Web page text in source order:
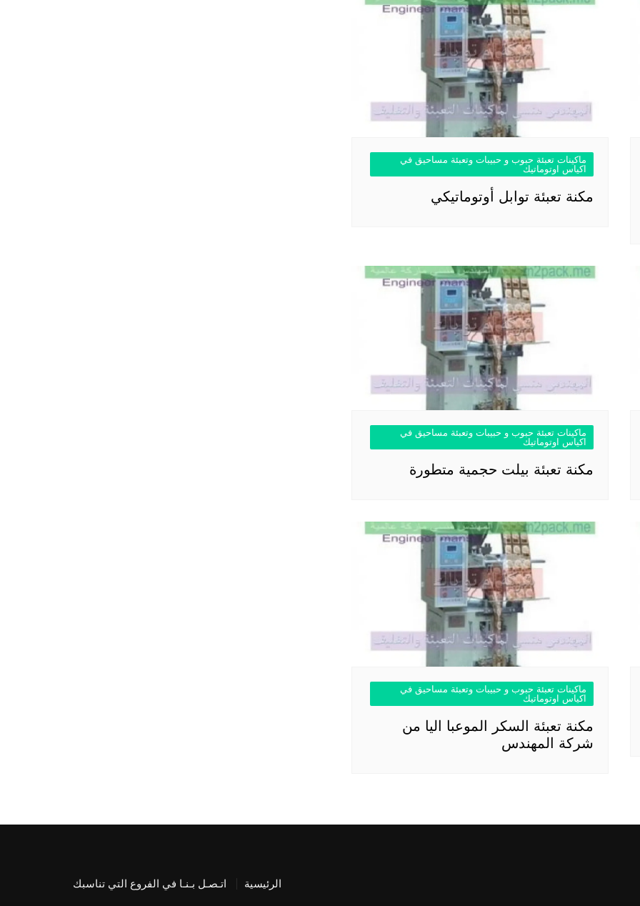
ماكينات تعبئة حبوب و حبيبات وتعبئة مساحيق في
اكياس اوتوماتيك
مكنة تعبئة توابل أوتوماتيكي
ماكينات تعبئة حبوب و حبيبات وتعبئة مساحيق في
اكياس اوتوماتيك
مكنة تعبئة بيلت حجمية متطورة
ماكينات تعبئة حبوب و حبيبات وتعبئة مساحيق في
اكياس اوتوماتيك
مكنة تعبئة السكر الموعبا اليا من
شركة المهندس
الرئيسية اتـصـل بـنـا في الفروع التي تناسبك